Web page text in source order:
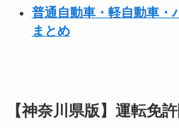
普通自動車・軽自動車・
まとめ
【神奈川県版】運転免